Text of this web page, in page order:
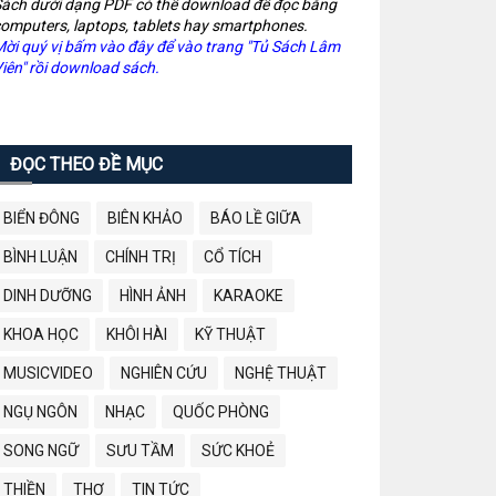
dưới dạng PDF có thể download để đọc bằng
laptops, tablets hay smartphones.
quý vị bấm vào đây để vào trang "Tủ Sách Lâm
rồi download sách.
ĐỌC THEO ĐỀ MỤC
BIỂN ĐÔNG BIÊN KHẢO BÁO LỀ GIỮA
BÌNH LUẬN CHÍNH TRỊ CỔ TÍCH
DINH DƯỠNG HÌNH ẢNH KARAOKE
KHOA HỌC KHÔI HÀI KỸ THUẬT
MUSICVIDEO NGHIÊN CỨU NGHỆ THUẬT
NGỤ NGÔN NHẠC QUỐC PHÒNG
SONG NGỮ SƯU TẦM SỨC KHOẺ
THIỀN THƠ TIN TỨC